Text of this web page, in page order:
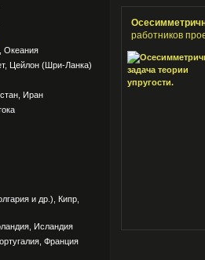
Океания
Цейлон (Шри-Ланка)
Иран
и др.), Кипр,
Исландия
Франция
работников